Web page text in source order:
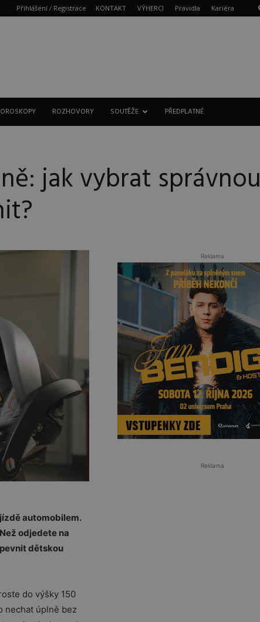
Přihlášení / Registrace KONTAKT VÝHERCI Pravidla Kariéra
ROZHOVORY SOUTĚŽE PŘEDPLATNÉ
jak vybrat správnou
automobilem.
odjedete na
dětskou
do výšky 150
nechat úplně bez
Reklama
Reklama